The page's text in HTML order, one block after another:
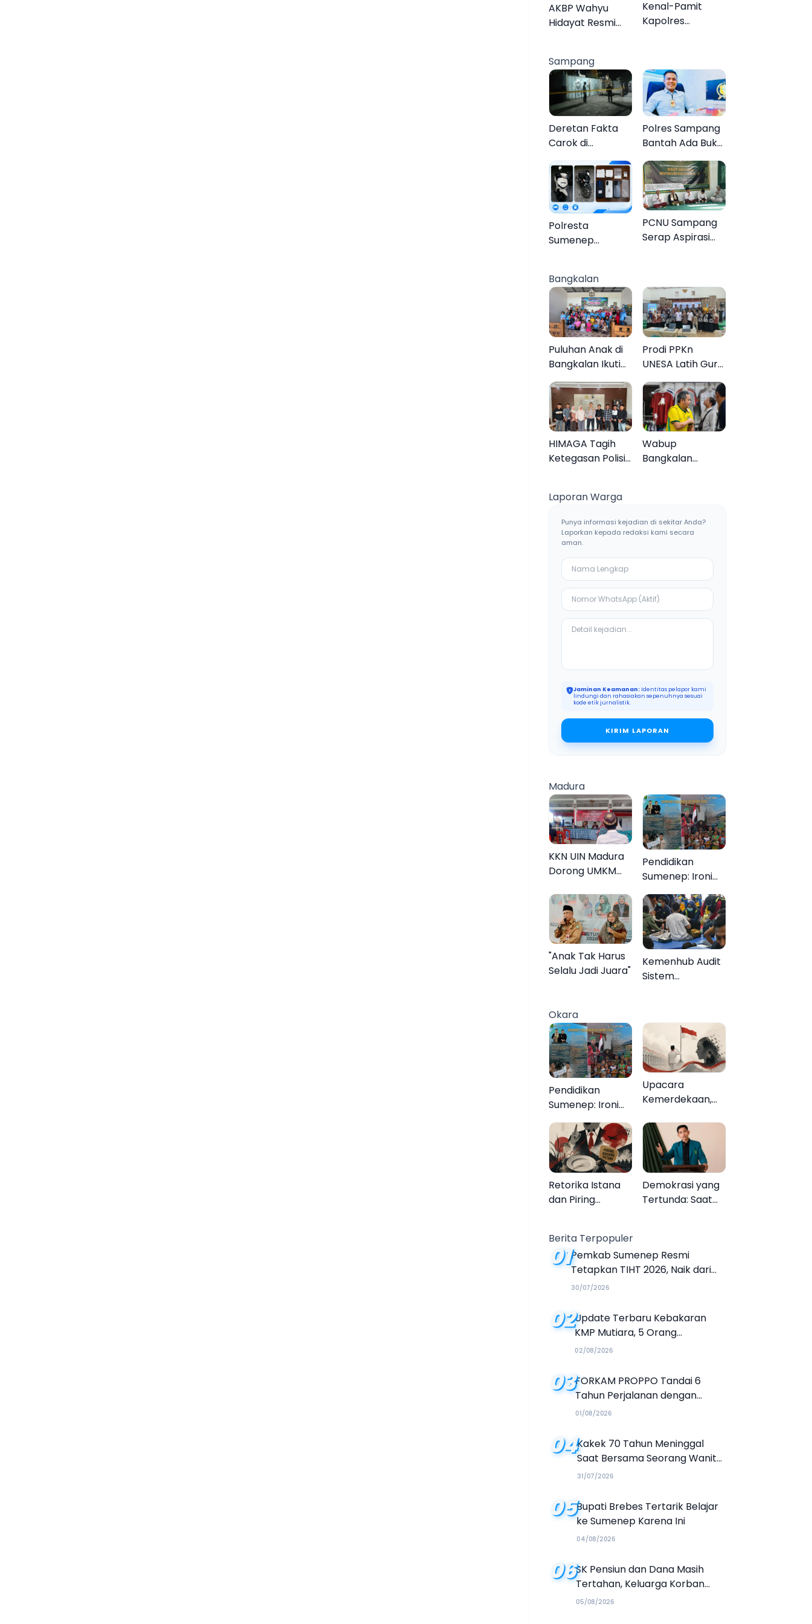
Organisasi
AKBP Wahyu
Hidayat Resmi
Disambut Tradisi
Gerbang Pora
Kenal-Pamit
Kapolres
Cenderamata
untuk AKBP
Hendra
Sampang
Deretan Fakta
Carok di
60 Tahun Duel
Melawan 2 Pria
Polres Sampang
Bantah Ada Bukti
Kasus Rudapaksa
Anak 27
Tersangka
Polresta
Sumenep
Sampang, Tiga
Pengedar
Ditangkap
PCNU Sampang
Serap Aspirasi
Bangkalan
Puluhan Anak di
Bangkalan Ikuti
Lomba Mewarnai
Bertema Liburan
Keluarga
Prodi PPKn
UNESA Latih Guru
PPKn Bangkalan
dengan
Pembelajaran
Inovasi Teknologi
HIMAGA Tagih
Ketegasan Polisi
Galis Bangkalan
Wabup
Bangkalan
Ketiban Berkah
Laporan Warga
Punya informasi kejadian di sekitar Anda?
Laporkan kepada redaksi kami secara
aman.
Jaminan Keamanan: Identitas pelapor kami
lindungi dan rahasiakan sepenuhnya sesuai
kode etik jurnalistik.
KIRIM LAPORAN
Madura
KKN UIN Madura
Dorong UMKM
Naik Kelas
Pendidikan
Sumenep: Ironi
13.095 Anak Tidak
Sekolah
Menyaksikan
Semarak Festival
Kalender Event
2026
"Anak Tak Harus
Selalu Jadi Juara"
Kemenhub Audit
Sistem
Mutiara Sentosa
II
Okara
Pendidikan
Sumenep: Ironi
13.095 Anak Tidak
Sekolah
Menyaksikan
Semarak Festival
Kalender Event
2026
Upacara
Kemerdekaan,
Melupakan
Retorika Istana
dan Piring
Demokrasi yang
Tertunda: Saat
Berita Terpopuler
01Pemkab Sumenep Resmi
Tetapkan TIHT 2026, Naik dari
Tahun Sebelumnya
30/07/2026
02Update Terbaru Kebakaran
KMP Mutiara, 5 Orang
Dinyatakan Tewas
02/08/2026
03FORKAM PROPPO Tandai 6
Tahun Perjalanan dengan
Peluncuran Mars, Hymne, dan
01/08/2026
04Kakek 70 Tahun Meninggal
Saat Bersama Seorang Wanita
di Hotel Parangtritis
31/07/2026
05Bupati Brebes Tertarik Belajar
ke Sumenep Karena Ini
04/08/2026
06SK Pensiun dan Dana Masih
Tertahan, Keluarga Korban
Tagih Janji BRI Sumenep
05/08/2026